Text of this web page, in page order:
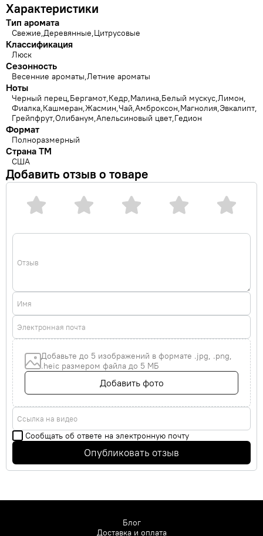
Характеристики
Тип аромата
Свежие Деревянные Цитрусовые
Классификация
Люск
Сезонность
Весенние ароматы Летние ароматы
Ноты
Черный перец Бергамот Кедр Малина Белый мускус Лимон
Фиалка Кашмеран Жасмин Чай Амброксон Магнолия Эвкалипт
Грейпфрут Олибанум Апельсиновый цвет Гедион
Формат
Полноразмерный
Страна ТМ
США
Добавить отзыв о товаре
Отзыв
Имя
Электронная почта
Добавьте до 5 изображений в формате .jpg, .png,
.heic размером файла до 5 МБ
Добавить фото
Ссылка на видео
Сообщать об ответе на электронную почту
Опубликовать отзыв
Блог
Доставка и оплата